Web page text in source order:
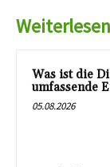
Weiterlesen
Was ist die
umfassende
05.08.2026